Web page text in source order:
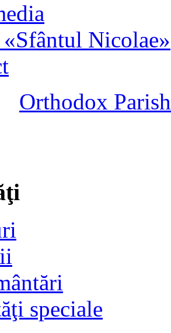
«Sfântul Nicolae»
Orthodox
speciale